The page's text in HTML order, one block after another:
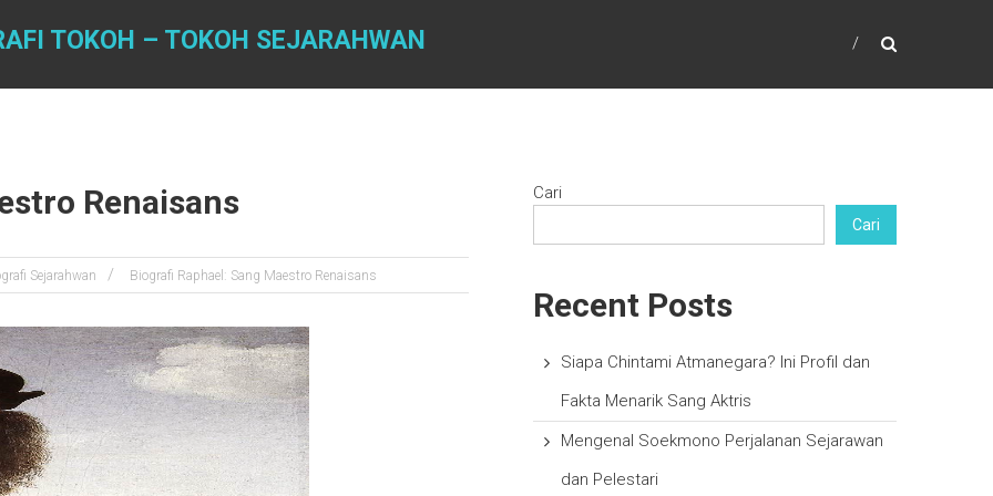
TOKOH – TOKOH SEJARAHWAN
Renaisans
Sejarahwan Biografi Raphael: Sang Maestro Renaisans
Cari
Cari
Recent Posts
Siapa Chintami Atmanegara? Ini Profil dan
Fakta Menarik Sang Aktris
Mengenal Soekmono Perjalanan Sejarawan
dan Pelestari